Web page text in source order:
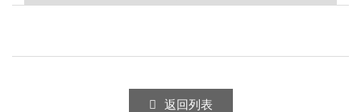
返回列表